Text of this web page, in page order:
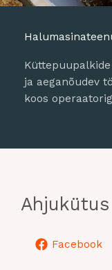
ja aeganõudev
koos
Ahjukütus
Facebook